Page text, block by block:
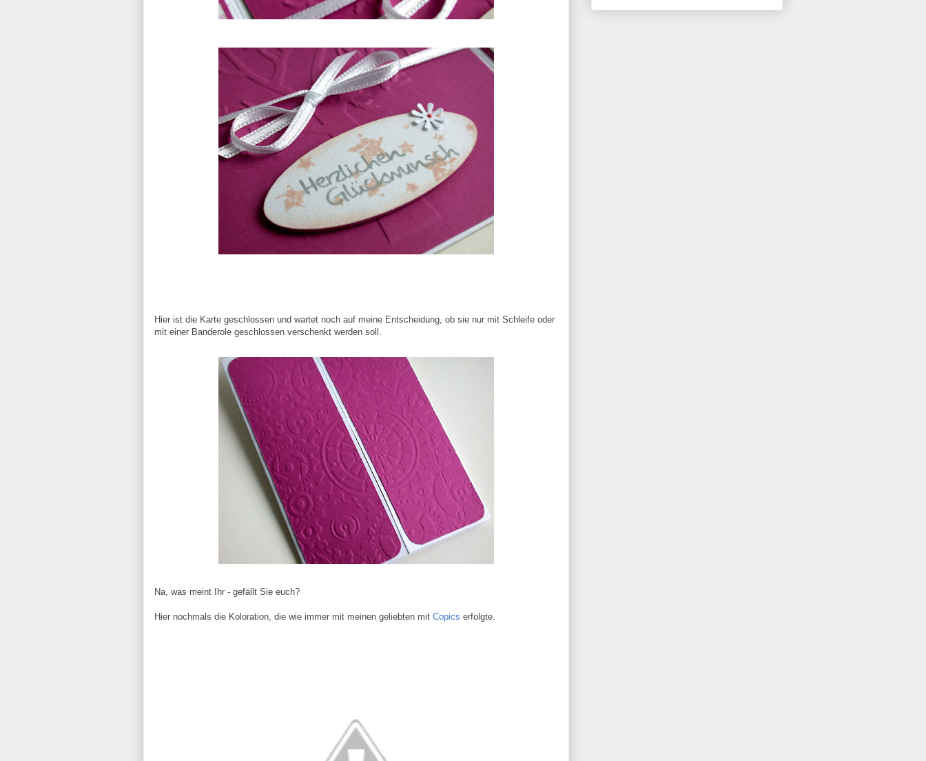
Hier ist die Karte geschlossen und wartet noch auf meine Entscheidung, ob sie nur mit Schleife oder
mit einer Banderole geschlossen verschenkt werden soll.
Na, was meint Ihr - gefällt Sie euch?
Hier nochmals die Koloration, die wie immer mit meinen geliebten mit Copics erfolgte.